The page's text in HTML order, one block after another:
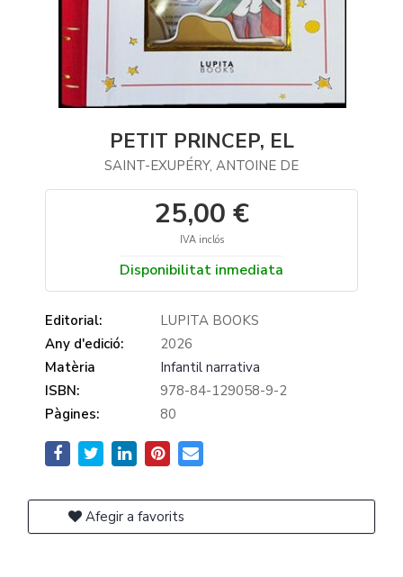
PETIT PRINCEP, EL
SAINT-EXUPÉRY, ANTOINE DE
25,00 €
IVA inclós
Disponibilitat inmediata
Editorial:
LUPITA BOOKS
Any d'edició:
2026
Matèria
Infantil narrativa
ISBN:
978-84-129058-9-2
Pàgines:
80
Afegir a favorits